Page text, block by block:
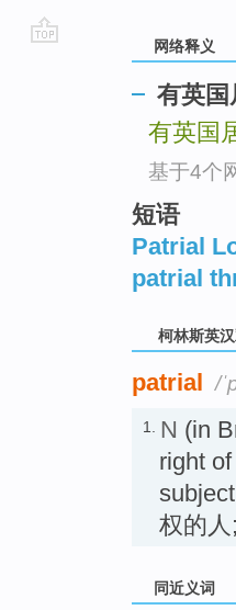
网络释义
有英国
有英国
基于4个
短语
Patrial
patrial
柯林斯英
patrial /
1. N (in
right
权的
同近义词